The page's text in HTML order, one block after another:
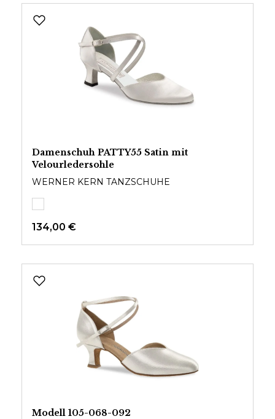
Damenschuh PATTY55 Satin mit
Velourledersohle
WERNER KERN TANZSCHUHE
134,00 €
Modell 105-068-092